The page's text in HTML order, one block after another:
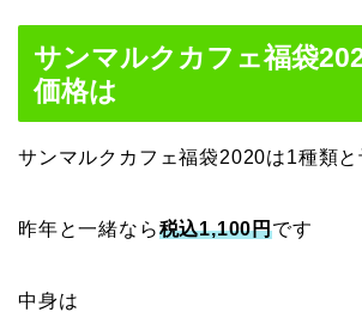
サンマルクカフェ福袋
価格は
サンマルクカフェ福袋2020は1種類と
昨年と一緒なら税込1,100円です
中身は